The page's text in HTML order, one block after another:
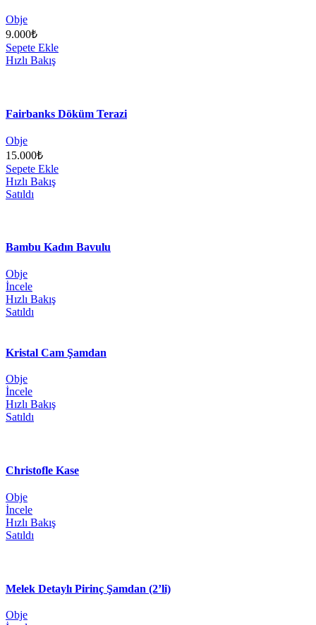
Obje
9.000₺
Sepete Ekle
Hızlı Bakış
Fairbanks Döküm Terazi
Obje
15.000₺
Sepete Ekle
Hızlı Bakış
Satıldı
Bambu Kadın Bavulu
Obje
İncele
Hızlı Bakış
Satıldı
Kristal Cam Şamdan
Obje
İncele
Hızlı Bakış
Satıldı
Christofle Kase
Obje
İncele
Hızlı Bakış
Satıldı
Melek Detaylı Pirinç Şamdan (2’li)
Obje